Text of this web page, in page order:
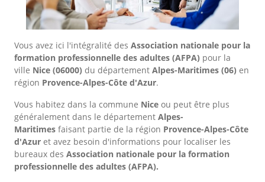
Vous avez ici l'intégralité des Association nationale pour la
formation professionnelle des adultes (AFPA) pour la
ville Nice (06000) du département Alpes-Maritimes (06) en
région Provence-Alpes-Côte d'Azur.
Vous habitez dans la commune Nice ou peut être plus
généralement dans le département Alpes-
Maritimes faisant partie de la région Provence-Alpes-Côte
d'Azur et avez besoin d'informations pour localiser les
bureaux des Association nationale pour la formation
professionnelle des adultes (AFPA).